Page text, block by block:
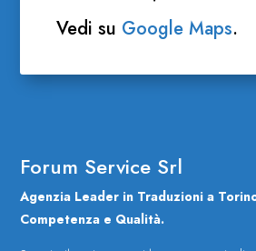
Vedi su Google Maps.
Forum Service Srl
Agenzia Leader in Traduzioni a
Competenza e Qualità.